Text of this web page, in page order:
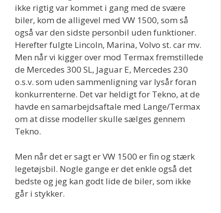
ikke rigtig var kommet i gang med de svære
biler, kom de alligevel med VW 1500, som så
også var den sidste personbil uden funktioner.
Herefter fulgte Lincoln, Marina, Volvo st. car mv.
Men når vi kigger over mod Termax fremstillede
de Mercedes 300 SL, Jaguar E, Mercedes 230
o.s.v. som uden sammenligning var lysår foran
konkurrenterne. Det var heldigt for Tekno, at de
havde en samarbejdsaftale med Lange/Termax
om at disse modeller skulle sælges gennem
Tekno.
Men når det er sagt er VW 1500 er fin og stærk
legetøjsbil. Nogle gange er det enkle også det
bedste og jeg kan godt lide de biler, som ikke
går i stykker.